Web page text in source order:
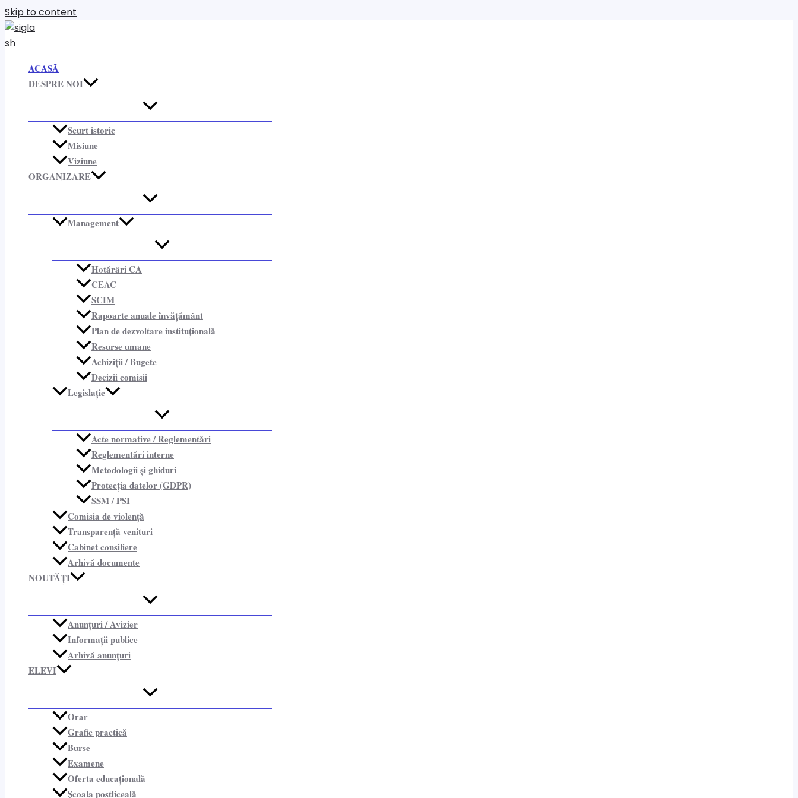
Skip to content
ACASĂ
DESPRE NOI
Scurt istoric
Misiune
Viziune
ORGANIZARE​
Management
Hotărâri CA
CEAC
SCIM
Rapoarte anuale învățământ
Plan de dezvoltare instituțională
Resurse umane
Achiziții / Bugete
Decizii comisii
Legislație
Acte normative / Reglementări
Reglementări interne
Metodologii și ghiduri
Protecția datelor (GDPR)
SSM / PSI
Comisia de violență
Transparență venituri
Cabinet consiliere​
Arhivă documente
NOUTĂȚI
Anunțuri / Avizier
Informații publice​
Arhivă anunțuri
ELEVI
Orar
Grafic practică
Burse
Examene
Oferta educațională
Școala postliceală